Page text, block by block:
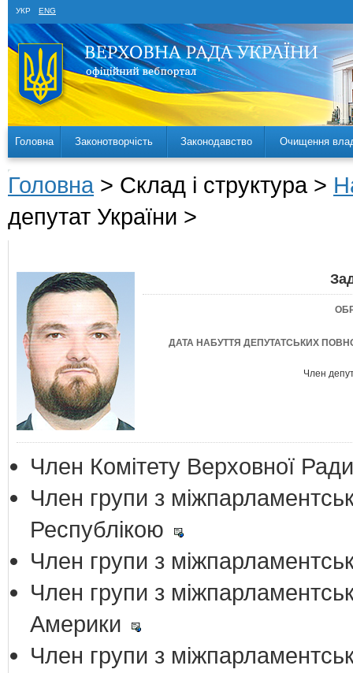
УКР ENG
Головна Законотворчість Законодавство Очищення
Головна > Склад і структура >
депутат України >
ДАТА НАБУТТЯ ДЕПУТАТСЬКИХ
Член
Член Комітету Верховної
Член групи з
Республікою
Член групи з
Член групи з
Америки
Член групи з